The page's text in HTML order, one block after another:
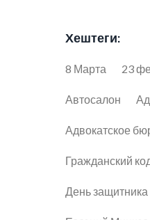
Хештеги:
8 Марта 23
Автосалон
Адвокатское
Гражданский
День защитника